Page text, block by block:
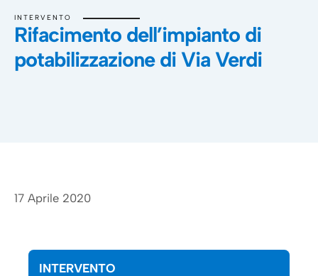
INTERVENTO
Rifacimento dell’impianto di
potabilizzazione di Via Verdi
17 Aprile 2020
INTERVENTO